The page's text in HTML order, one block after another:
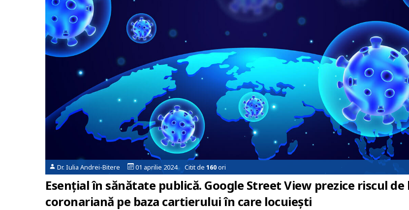
Dr. Iulia Andrei-Bitere 01 aprilie 2024 Citit de 160ori
Esențial în sănătate publică. Google Street View prezice riscul de
coronariană pe baza cartierului în care locuiești